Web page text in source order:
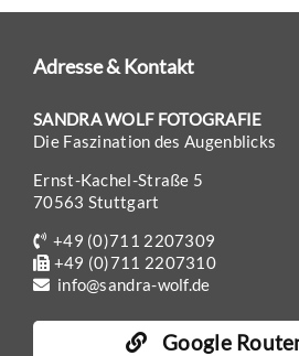
Adresse & Kontakt
SANDRA WOLF FOTOGRAFIE
Die Faszination des Augenblicks
Ernst-Kachel-Straße 5
70563 Stuttgart
+49 (0)711 2207309
+49 (0)711 2207310
info@sandra-wolf.de
Google